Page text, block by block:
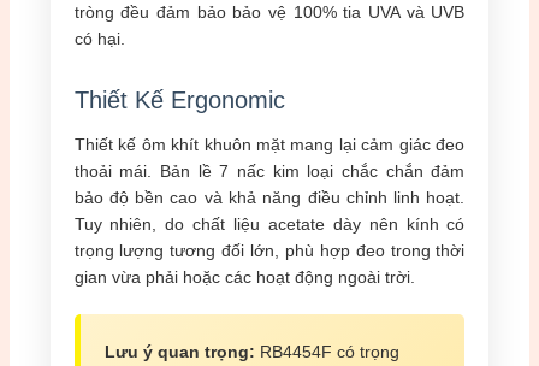
tròng đều đảm bảo bảo vệ 100% tia UVA và UVB
có hại.
Thiết Kế Ergonomic
Thiết kế ôm khít khuôn mặt mang lại cảm giác đeo
thoải mái. Bản lề 7 nấc kim loại chắc chắn đảm
bảo độ bền cao và khả năng điều chỉnh linh hoạt.
Tuy nhiên, do chất liệu acetate dày nên kính có
trọng lượng tương đối lớn, phù hợp đeo trong thời
gian vừa phải hoặc các hoạt động ngoài trời.
Lưu ý quan trọng: RB4454F có trọng